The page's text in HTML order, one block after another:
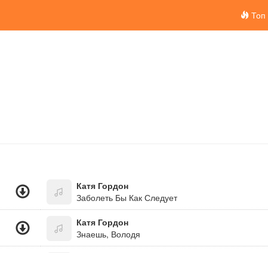
Топ
Катя Гордон
Заболеть Бы Как Следует
Катя Гордон
Знаешь, Володя